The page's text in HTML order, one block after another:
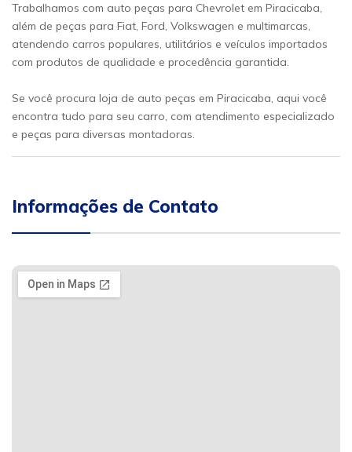
Trabalhamos com auto peças para Chevrolet em Piracicaba,
além de peças para Fiat, Ford, Volkswagen e multimarcas,
atendendo carros populares, utilitários e veículos importados
com produtos de qualidade e procedência garantida.
Se você procura loja de auto peças em Piracicaba, aqui você
encontra tudo para seu carro, com atendimento especializado
e peças para diversas montadoras.
Informações de Contato